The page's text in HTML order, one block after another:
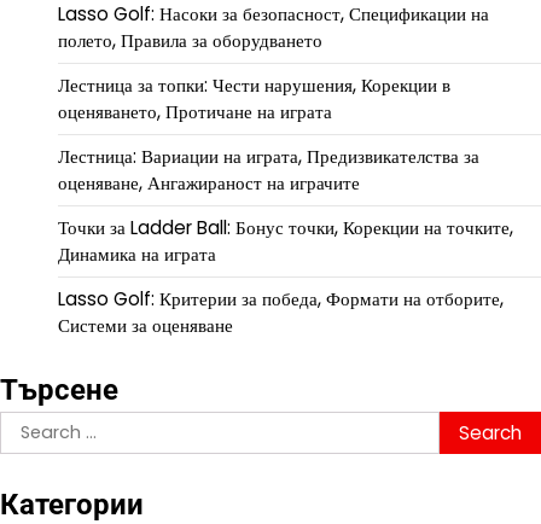
Lasso Golf: Насоки за безопасност, Спецификации на
полето, Правила за оборудването
Лестница за топки: Чести нарушения, Корекции в
оценяването, Протичане на играта
Лестница: Вариации на играта, Предизвикателства за
оценяване, Ангажираност на играчите
Точки за Ladder Ball: Бонус точки, Корекции на точките,
Динамика на играта
Lasso Golf: Критерии за победа, Формати на отборите,
Системи за оценяване
Търсене
Search
for:
Категории